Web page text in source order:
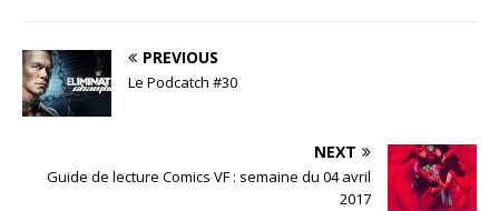
PREVIOUS
Le Podcatch #30
NEXT
Guide de lecture Comics VF : semaine du 04 avril
2017